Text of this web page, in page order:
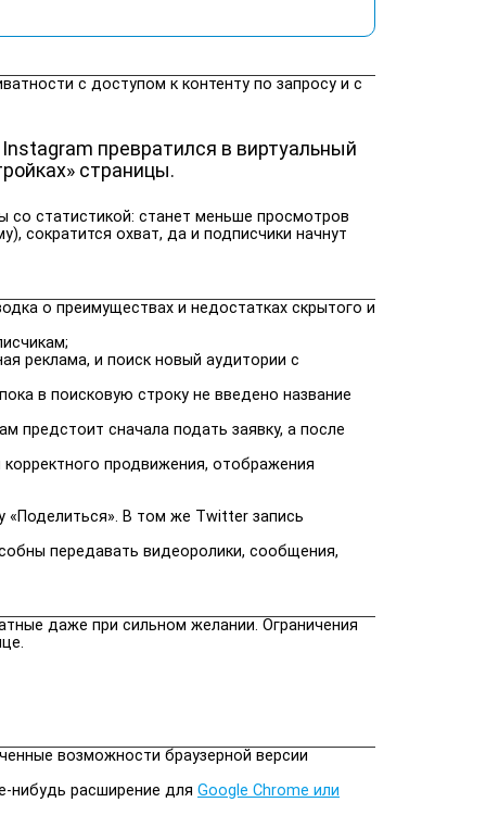
с доступом к контенту по запросу и с
превратился в виртуальный
страницы.
статистикой: станет меньше просмотров
сократится охват, да и подписчики начнут
о преимуществах и недостатках скрытого и
реклама, и поиск новый аудитории с
в поисковую строку не введено название
предстоит сначала подать заявку, а после
продвижения, отображения
«Поделиться». В том же Twitter запись
передавать видеоролики, сообщения,
даже при сильном желании. Ограничения
возможности браузерной версии
нибудь расширение для Google Chrome или